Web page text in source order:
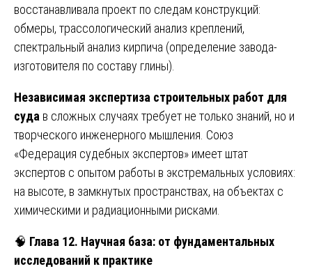
восстанавливала проект по следам конструкций:
обмеры, трассологический анализ креплений,
спектральный анализ кирпича (определение завода-
изготовителя по составу глины).
Независимая экспертиза строительных работ для
суда в сложных случаях требует не только знаний, но и
творческого инженерного мышления. Союз
«Федерация судебных экспертов» имеет штат
экспертов с опытом работы в экстремальных условиях:
на высоте, в замкнутых пространствах, на объектах с
химическими и радиационными рисками.
🧠 Глава 12. Научная база: от фундаментальных
исследований к практике